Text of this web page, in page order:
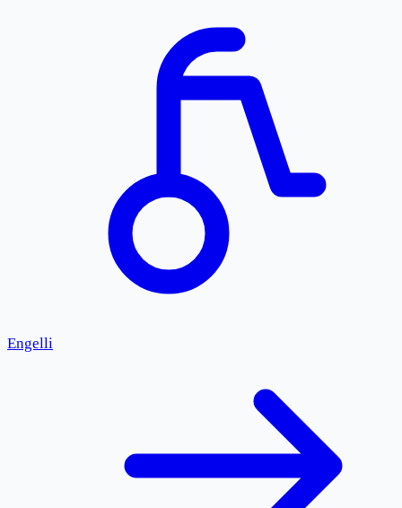
Engelli